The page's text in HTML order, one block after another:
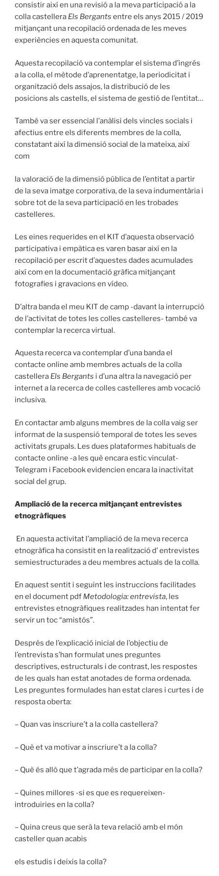
consistir així en una revisió a la meva participació a la
colla castellera Els Bergants entre els anys 2015 / 2019
mitjançant una recopilació ordenada de les meves
experiències en aquesta comunitat.
Aquesta recopilació va contemplar el sistema d’ingrés
a la colla, el mètode d’aprenentatge, la periodicitat i
organització dels assajos, la distribució de les
posicions als castells, el sistema de gestió de l’entitat…
També va ser essencial l’anàlisi dels vincles socials i
afectius entre els diferents membres de la colla,
constatant així la dimensió social de la mateixa, així
com
la valoració de la dimensió pública de l’entitat a partir
de la seva imatge corporativa, de la seva indumentària i
sobre tot de la seva participació en les trobades
castelleres.
Les eines requerides en el KIT d’aquesta observació
participativa i empàtica es varen basar així en la
recopilació per escrit d’aquestes dades acumulades
així com en la documentació gràfica mitjançant
fotografies i gravacions en vídeo.
D’altra banda el meu KIT de camp -davant la interrupció
de l’activitat de totes les colles castelleres- també va
contemplar la recerca virtual.
Aquesta recerca va contemplar d’una banda el
contacte online amb membres actuals de la colla
castellera Els Bergants i d’una altra la navegació per
internet a la recerca de colles castelleres amb vocació
inclusiva.
En contactar amb alguns membres de la colla vaig ser
informat de la suspensió temporal de totes les seves
activitats grupals. Les dues plataformes habituals de
contacte online -a les què encara estic vinculat-
Telegram i Facebook evidencien encara la inactivitat
social del grup.
Ampliació de la recerca mitjançant entrevistes
etnogràfiques
En aquesta activitat l’ampliació de la meva recerca
etnogràfica ha consistit en la realització d’ entrevistes
semiestructurades a deu membres actuals de la colla.
En aquest sentit i seguint les instruccions facilitades
en el document pdf Metodologia: entrevista, les
entrevistes etnogràfiques realitzades han intentat fer
servir un toc “amistós”.
Després de l’explicació inicial de l’objectiu de
l’entrevista s’han formulat unes preguntes
descriptives, estructurals i de contrast, les respostes
de les quals han estat anotades de forma ordenada.
Les preguntes formulades han estat clares i curtes i de
resposta oberta:
– Quan vas inscriure’t a la colla castellera?
– Què et va motivar a inscriure’t a la colla?
– Què és allò que t’agrada més de participar en la colla?
– Quines millores -si es que es requereixen-
introduiries en la colla?
– Quina creus que serà la teva relació amb el món
casteller quan acabis
els estudis i deixis la colla?